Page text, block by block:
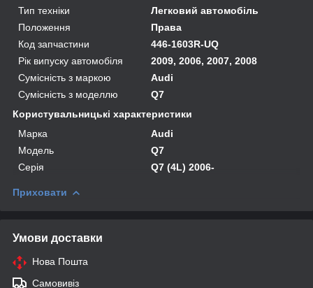
Тип техніки
Легковий автомобіль
Положення
Права
Код запчастини
446-1603R-UQ
Рік випуску автомобіля
2009, 2006, 2007, 2008
Сумісність з маркою
Audi
Сумісність з моделлю
Q7
Користувальницькі характеристики
Марка
Audi
Модель
Q7
Серія
Q7 (4L) 2006-
Приховати
Умови доставки
Нова Пошта
Самовивіз